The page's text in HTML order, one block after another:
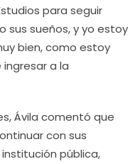
para seguir
sus sueños, y yo estoy
bien, como estoy
a la
Ávila comentó que
con sus
pública,